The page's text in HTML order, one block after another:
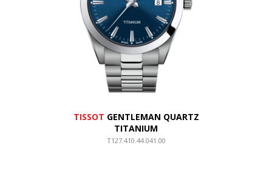
TISSOT GENTLEMAN QUARTZ
TITANIUM
T127.410.44.041.00